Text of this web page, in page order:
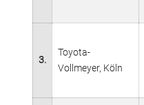
3.
Toyota-
Vollmeyer, Köln